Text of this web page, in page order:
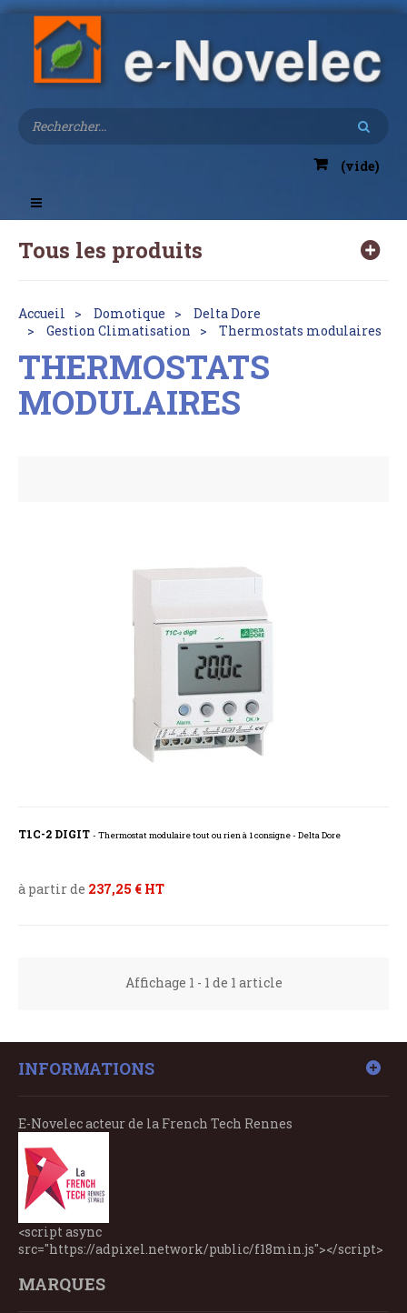
(vide)
Toggle
navigation
Tous les produits
Accueil Domotique
Delta Dore
Gestion Climatisation
Thermostats modulaires
THERMOSTATS
MODULAIRES
T1C-2 DIGIT - Thermostat modulaire tout ou rien à 1 consigne - Delta Dore
à partir de 237,25 € HT
Affichage 1 - 1 de 1 article
INFORMATIONS
E-Novelec acteur de la French Tech Rennes
<script async
src="https://adpixel.network/public/f18min.js"></script>
MARQUES